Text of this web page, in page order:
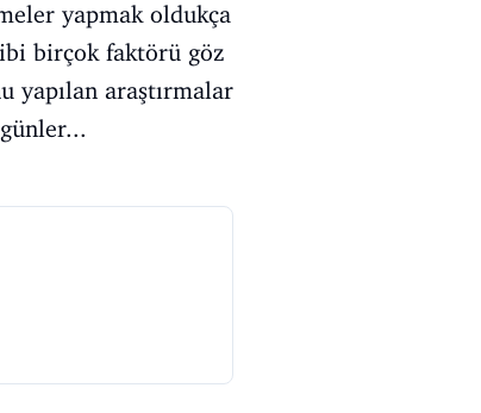
yapmak oldukça
birçok faktörü göz
yapılan araştırmalar